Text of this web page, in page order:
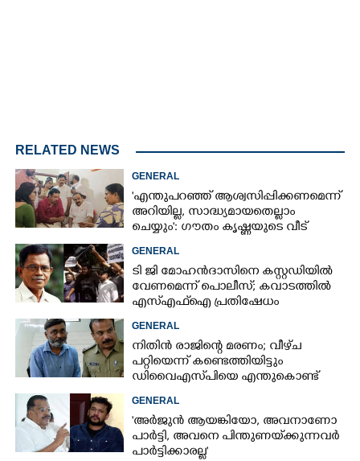
RELATED NEWS
GENERAL
'എന്തുപറഞ്ഞ് ആശ്വസിപ്പിക്കണമെന്ന്
അറിയില്ല, സാദ്ധ്യമായതെല്ലാം
ചെയ്യും': ഗൗതം കൃഷ്ണയുടെ വീട്
സന്ദർശിച്ച് മുഖ്യമന്ത്രി
GENERAL
ടി ജി മോഹൻദാസിനെ കസ്റ്റഡിയിൽ
വേണമെന്ന് പൊലീസ്; കവാടത്തിൽ
എസ്എഫ്ഐ പ്രതിഷേധം
GENERAL
നിതിൻ രാജിന്റെ മരണം; വീഴ്‌ച
പറ്റിയെന്ന് കണ്ടെത്തിയിട്ടും
ഡിവൈഎസ്‌പിയെ എന്തുകൊണ്ട്
സസ്‌പെൻഡ് ചെയ്തില്ലെന്ന്
ഹൈക്കോടതി
GENERAL
'അർജുൻ ആയങ്കിയോ, അവനാണോ
പാർട്ടി, അവനെ പിന്തുണയ്‌ക്കുന്നവർ
പാർട്ടിക്കാരല്ല'